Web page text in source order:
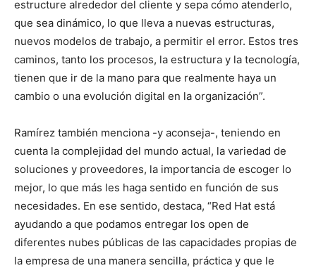
estructure alrededor del cliente y sepa cómo atenderlo,
que sea dinámico, lo que lleva a nuevas estructuras,
nuevos modelos de trabajo, a permitir el error. Estos tres
caminos, tanto los procesos, la estructura y la tecnología,
tienen que ir de la mano para que realmente haya un
cambio o una evolución digital en la organización”.
Ramírez también menciona -y aconseja-, teniendo en
cuenta la complejidad del mundo actual, la variedad de
soluciones y proveedores, la importancia de escoger lo
mejor, lo que más les haga sentido en función de sus
necesidades. En ese sentido, destaca, “Red Hat está
ayudando a que podamos entregar los open de
diferentes nubes públicas de las capacidades propias de
la empresa de una manera sencilla, práctica y que le